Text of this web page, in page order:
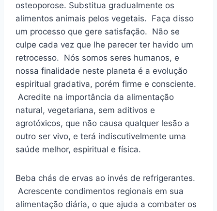
osteoporose. Substitua gradualmente os
alimentos animais pelos vegetais. Faça disso
um processo que gere satisfação. Não se
culpe cada vez que lhe parecer ter havido um
retrocesso. Nós somos seres humanos, e
nossa finalidade neste planeta é a evolução
espiritual gradativa, porém firme e consciente.
Acredite na importância da alimentação
natural, vegetariana, sem aditivos e
agrotóxicos, que não causa qualquer lesão a
outro ser vivo, e terá indiscutivelmente uma
saúde melhor, espiritual e física.
Beba chás de ervas ao invés de refrigerantes.
Acrescente condimentos regionais em sua
alimentação diária, o que ajuda a combater os